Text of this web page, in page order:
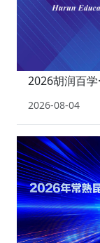
2026胡润百
2026-08-04